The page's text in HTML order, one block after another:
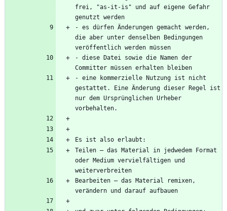
frei, "as-it-is" und auf eigene Gefahr
- es dürfen Änderungen gemacht werden,
die aber unter denselben Bedingungen
- diese Datei sowie die Namen der
- eine kommerzielle Nutzung ist nicht
gestattet. Eine Änderung dieser Regel ist
nur dem Ursprünglichen Urheber
Teilen — das Material in jedwedem Format
oder Medium vervielfältigen und
Bearbeiten — das Material remixen,